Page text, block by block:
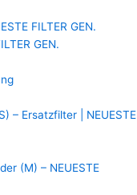
FILTER GEN.
GEN.
– Ersatzfilter | NEUESTE
(M) – NEUESTE